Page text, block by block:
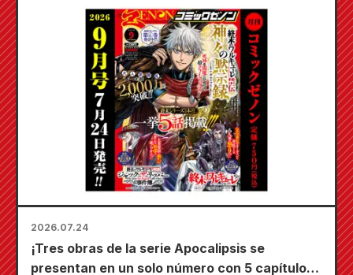
novia" saldrá a la venta el 20 de octubre!
2026.07.24
¡Tres obras de la serie Apocalipsis se
presentan en un solo número con 5 capítulos!